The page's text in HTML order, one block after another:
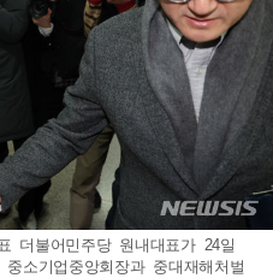
더불어민주당 원내대표가 24일
소기업중앙회장과 중대재해처벌